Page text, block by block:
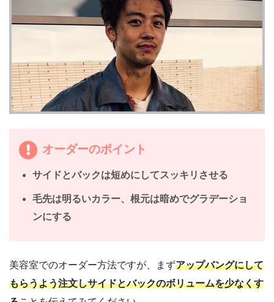
オーダーのポイント
サイドとバックは短めにしてスッキリさせる
毛先は明るいカラー、根元は暗めでグラデーショ
ンにする
美容室でのオーダー方法ですが、まずアップバングにして
もらうよう注文しサイドとバックのボリュームを少なくす